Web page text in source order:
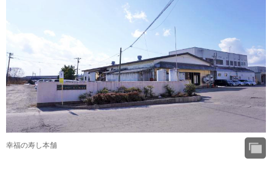
幸福の寿し本舗